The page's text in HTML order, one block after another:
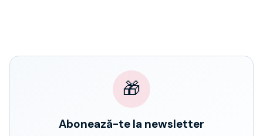
🎁
Abonează-te la newsletter